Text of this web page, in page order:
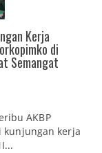
Kerja
di
Semangat
AKBP
kunjungan kerja